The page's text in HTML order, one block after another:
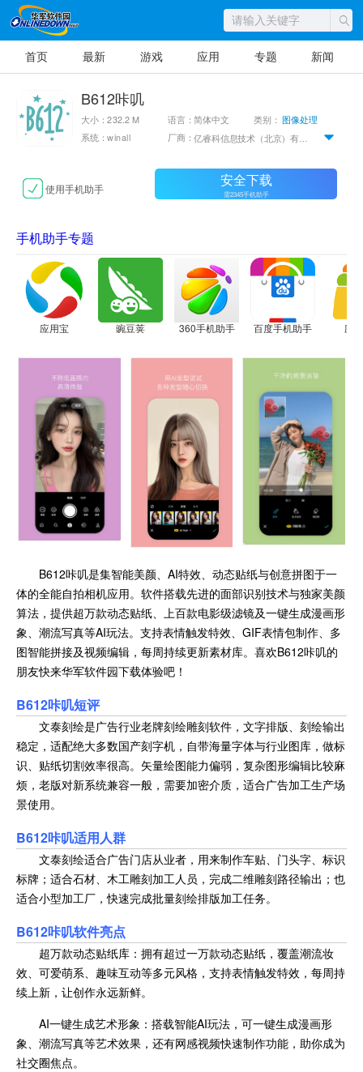
首页 最新 游戏 应用 专题 新闻
B612咔叽
大小：232.2 M 语言：简体中文 类别：图像处理
系统：winall
厂商： 亿睿科信息技术（北京）有限公司
使用手机助手 安全下载
需2345手机助手
手机助手专题
应用宝 豌豆荚 360手机助手 百度手机助手 应
B612咔叽是集智能美颜、AI特效、动态贴纸与创意拼图于一
体的全能自拍相机应用。软件搭载先进的面部识别技术与独家美颜
算法，提供超万款动态贴纸、上百款电影级滤镜及一键生成漫画形
象、潮流写真等AI玩法。支持表情触发特效、GIF表情包制作、多
图智能拼接及视频编辑，每周持续更新素材库。喜欢B612咔叽的
朋友快来华军软件园下载体验吧！
B612咔叽短评
文泰刻绘是广告行业老牌刻绘雕刻软件，文字排版、刻绘输出
稳定，适配绝大多数国产刻字机，自带海量字体与行业图库，做标
识、贴纸切割效率很高。矢量绘图能力偏弱，复杂图形编辑比较麻
烦，老版对新系统兼容一般，需要加密介质，适合广告加工生产场
景使用。
B612咔叽适用人群
文泰刻绘适合广告门店从业者，用来制作车贴、门头字、标识
标牌；适合石材、木工雕刻加工人员，完成二维雕刻路径输出；也
适合小型加工厂，快速完成批量刻绘排版加工任务。
B612咔叽软件亮点
超万款动态贴纸库：拥有超过一万款动态贴纸，覆盖潮流妆
效、可爱萌系、趣味互动等多元风格，支持表情触发特效，每周持
续上新，让创作永远新鲜。
AI一键生成艺术形象：搭载智能AI玩法，可一键生成漫画形
象、潮流写真等艺术效果，还有网感视频快速制作功能，助你成为
社交圈焦点。